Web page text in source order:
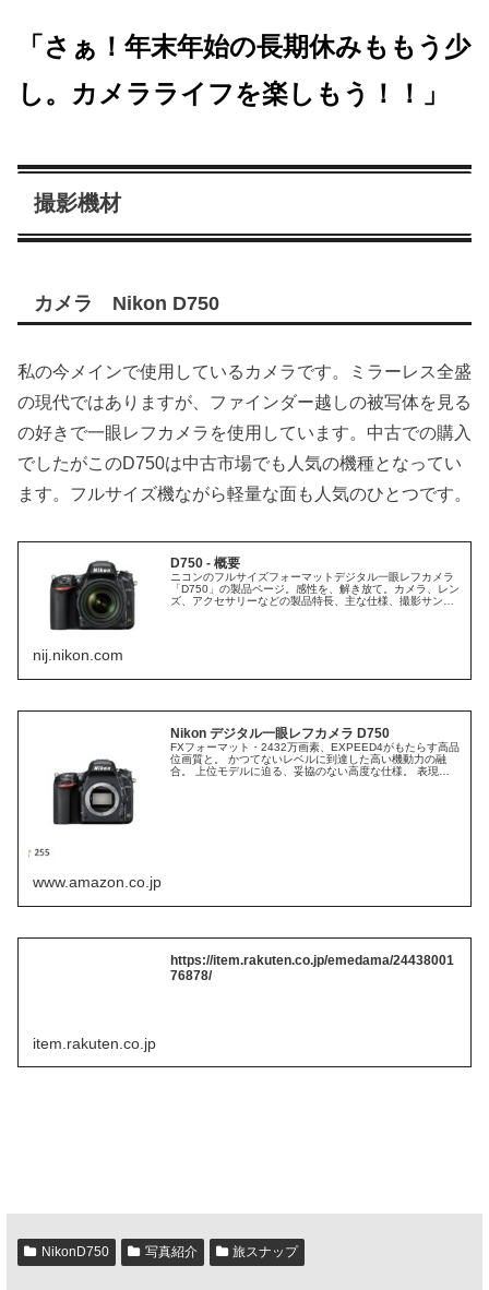
「さぁ！年末年始の長期休みももう少
し。カメラライフを楽しもう！！」
撮影機材
カメラ Nikon D750
私の今メインで使用しているカメラです。ミラーレス全盛
の現代ではありますが、ファインダー越しの被写体を見る
の好きで一眼レフカメラを使用しています。中古での購入
でしたがこのD750は中古市場でも人気の機種となってい
ます。フルサイズ機ながら軽量な面も人気のひとつです。
D750 - 概要
ニコンのフルサイズフォーマットデジタル一眼レフカメラ
「D750」の製品ページ。感性を、解き放て。カメラ、レン
ズ、アクセサリーなどの製品特長、主な仕様、撮影サンプ
nij.nikon.com
Nikon デジタル一眼レフカメラ D750
FXフォーマット・2432万画素、EXPEED4がもたらす高品
位画質と。 かつてないレベルに到達した高い機動力の融
合。 上位モデルに迫る、妥協のない高度な仕様。 表現の
www.amazon.co.jp
https://item.rakuten.co.jp/emedama/24438001
76878/
item.rakuten.co.jp
NikonD750 写真紹介 旅スナップ